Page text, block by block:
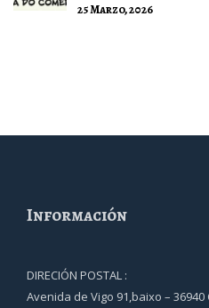
25 Marzo, 2026
Información
DIRECIÓN POSTAL :
Avenida de Vigo 91,baixo – 36940